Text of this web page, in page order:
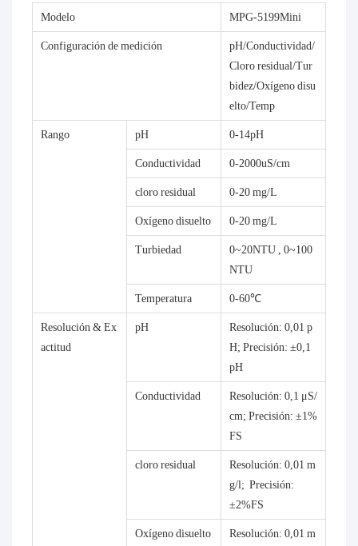
Modelo MPG-5199Mini
Configuración de medición
pH/Conductividad/
Cloro residual/Tur
bidez/Oxígeno disu
elto/Temp
Rango pH 0-14pH
Conductividad 0-2000uS/cm
cloro residual 0-20 mg/L
Oxígeno disuelto 0-20 mg/L
Turbiedad
0~20NTU , 0~100
NTU
Temperatura 0-60℃
Resolución & Ex
actitud
pH
Resolución: 0,01 p
H; Precisión: ±0,1
pH
Conductividad
Resolución: 0,1 μS/
cm; Precisión: ±1%
FS
cloro residual
Resolución: 0,01 m
g/l; Precisión:
±2%FS
Oxígeno disuelto
Resolución: 0,01 m